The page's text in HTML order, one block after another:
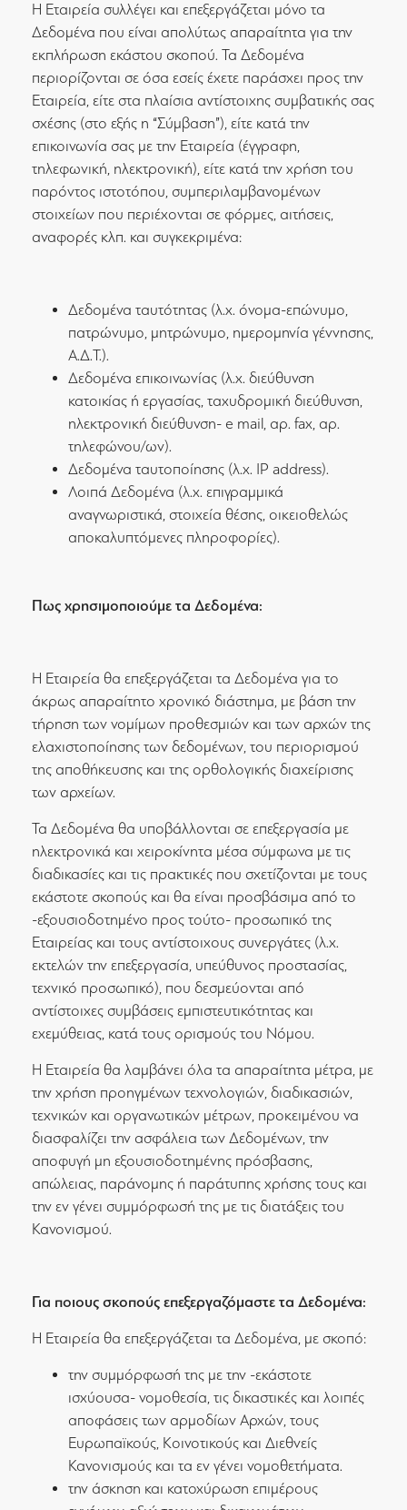
Η Εταιρεία συλλέγει και επεξεργάζεται μόνο τα
Δεδομένα που είναι απολύτως απαραίτητα για την
εκπλήρωση εκάστου σκοπού. Τα Δεδομένα
περιορίζονται σε όσα εσείς έχετε παράσχει προς την
Εταιρεία, είτε στα πλαίσια αντίστοιχης συμβατικής σας
σχέσης (στο εξής η “Σύμβαση”), είτε κατά την
επικοινωνία σας με την Εταιρεία (έγγραφη,
τηλεφωνική, ηλεκτρονική), είτε κατά την χρήση του
παρόντος ιστοτόπου, συμπεριλαμβανομένων
στοιχείων που περιέχονται σε φόρμες, αιτήσεις,
αναφορές κλπ. και συγκεκριμένα:
Δεδομένα ταυτότητας (λ.χ. όνομα-επώνυμο,
πατρώνυμο, μητρώνυμο, ημερομηνία γέννησης,
Α.Δ.Τ.).
Δεδομένα επικοινωνίας (λ.χ. διεύθυνση
κατοικίας ή εργασίας, ταχυδρομική διεύθυνση,
ηλεκτρονική διεύθυνση- e mail, αρ. fax, αρ.
τηλεφώνου/ων).
Δεδομένα ταυτοποίησης (λ.χ. IP address).
Λοιπά Δεδομένα (λ.χ. επιγραμμικά
αναγνωριστικά, στοιχεία θέσης, οικειοθελώς
αποκαλυπτόμενες πληροφορίες).
Πως χρησιμοποιούμε τα Δεδομένα:
Η Εταιρεία θα επεξεργάζεται τα Δεδομένα για το
άκρως απαραίτητο χρονικό διάστημα, με βάση την
τήρηση των νομίμων προθεσμιών και των αρχών της
ελαχιστοποίησης των δεδομένων, του περιορισμού
της αποθήκευσης και της ορθολογικής διαχείρισης
των αρχείων.
Τα Δεδομένα θα υποβάλλονται σε επεξεργασία με
ηλεκτρονικά και χειροκίνητα μέσα σύμφωνα με τις
διαδικασίες και τις πρακτικές που σχετίζονται με τους
εκάστοτε σκοπούς και θα είναι προσβάσιμα από το
-εξουσιοδοτημένο προς τούτο- προσωπικό της
Εταιρείας και τους αντίστοιχους συνεργάτες (λ.χ.
εκτελών την επεξεργασία, υπεύθυνος προστασίας,
τεχνικό προσωπικό), που δεσμεύονται από
αντίστοιχες συμβάσεις εμπιστευτικότητας και
εχεμύθειας, κατά τους ορισμούς του Νόμου.
Η Εταιρεία θα λαμβάνει όλα τα απαραίτητα μέτρα, με
την χρήση προηγμένων τεχνολογιών, διαδικασιών,
τεχνικών και οργανωτικών μέτρων, προκειμένου να
διασφαλίζει την ασφάλεια των Δεδομένων, την
αποφυγή μη εξουσιοδοτημένης πρόσβασης,
απώλειας, παράνομης ή παράτυπης χρήσης τους και
την εν γένει συμμόρφωσή της με τις διατάξεις του
Κανονισμού.
Για ποιους σκοπούς επεξεργαζόμαστε τα Δεδομένα:
Η Εταιρεία θα επεξεργάζεται τα Δεδομένα, με σκοπό:
την συμμόρφωσή της με την -εκάστοτε
ισχύουσα- νομοθεσία, τις δικαστικές και λοιπές
αποφάσεις των αρμοδίων Αρχών, τους
Ευρωπαϊκούς, Κοινοτικούς και Διεθνείς
Κανονισμούς και τα εν γένει νομοθετήματα.
την άσκηση και κατοχύρωση επιμέρους